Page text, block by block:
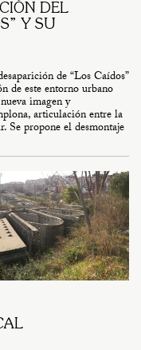
DEL
Y SU
de “Los Caídos”
de este entorno urbano
imagen y
articulación entre la
Se propone el desmontaje